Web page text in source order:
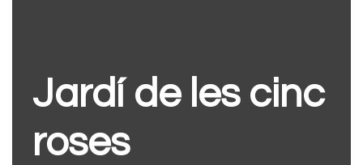
Jardí de les cinc
roses